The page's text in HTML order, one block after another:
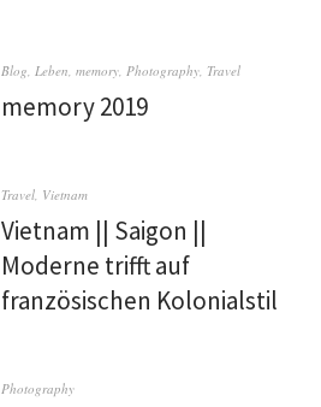
Blog,Leben,memory,Photography, Travel
memory 2019
Travel, Vietnam
Vietnam || Saigon ||
Moderne trifft auf
französischen Kolonialstil
Photography